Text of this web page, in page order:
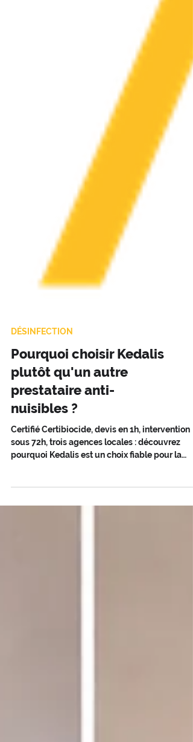
DÉSINFECTION
Pourquoi choisir Kedalis
plutôt qu'un autre
prestataire anti-
nuisibles ?
Certifié Certibiocide, devis en 1h, intervention
dératisation et la désinsectisation.